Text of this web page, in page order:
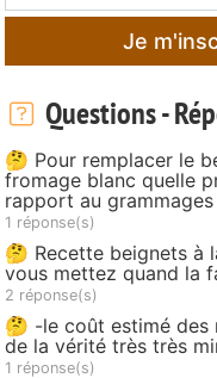
Je
Questions -
🤔 Pour remplacer le
fromage blanc quelle
rapport au
1 réponse(s)
🤔 Recette beignets à
vous mettez quand la
2 réponse(s)
🤔 -le coût estimé des
de la vérité très très
1 réponse(s)